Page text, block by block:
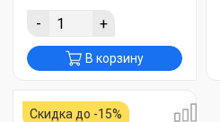
- +
В корзину
Скидка до -15%